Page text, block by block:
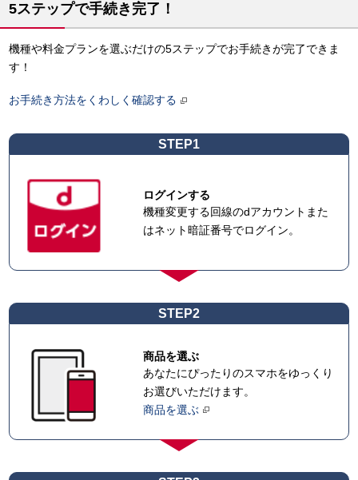
5ステップで手続き完了！
機種や料金プランを選ぶだけの5ステップでお手続きが完了できま
す！
お手続き方法をくわしく確認する
STEP1
ログインする
機種変更する回線のdアカウントまた
はネット暗証番号でログイン。
STEP2
商品を選ぶ
あなたにぴったりのスマホをゆっくり
お選びいただけます。
商品を選ぶ